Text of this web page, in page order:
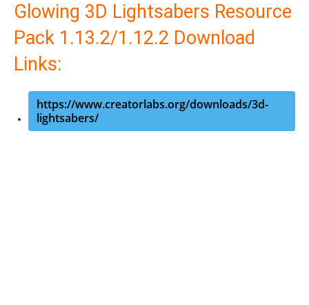
Glowing 3D Lightsabers Resource
Pack 1.13.2/1.12.2 Download
Links:
https://www.creatorlabs.org/downloads/3d-
lightsabers/